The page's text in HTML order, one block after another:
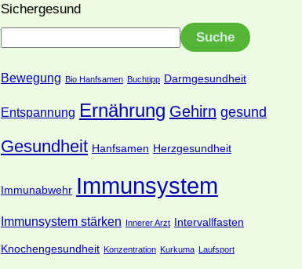
Sichergesund
Suche
Bewegung Bio Hanfsamen Buchtipp Darmgesundheit
Entspannung Ernährung Gehirn gesund
Gesundheit Hanfsamen Herzgesundheit
Immunabwehr Immunsystem
Immunsystem stärken Innerer Arzt Intervallfasten
Knochengesundheit Konzentration Kurkuma Laufsport